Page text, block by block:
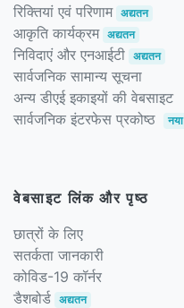
रिक्तियां एवं परिणाम अद्यतन
आकृति कार्यक्रम अद्यतन
निविदाएं और एनआईटी अद्यतन
सार्वजनिक सामान्य सूचना
अन्य डीएई इकाइयों की वेबसाइट
सार्वजनिक इंटरफेस प्रकोष्ठ
नया
वेबसाइट लिंक और पृष्ठ
छात्रों के लिए
सतर्कता जानकारी
कोविड-19 कॉर्नर
डैशबोर्ड अद्यतन